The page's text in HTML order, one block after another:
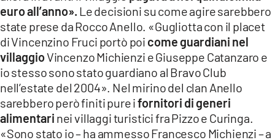
euro all’anno». Le decisioni su come agire sarebbero
state prese da Rocco Anello. «Gugliotta con il placet
di Vincenzino Fruci portò poi come guardiani nel
villaggioVincenzo Michienzi e Giuseppe Catanzaro e
io stesso sono stato guardiano al Bravo Club
nell’estate del 2004». Nel mirino del clan Anello
sarebbero però finiti pure ifornitori di generi
alimentari nei villaggi turistici fra Pizzo e Curinga.
«Sono stato io – ha ammesso Francesco Michienzi – a